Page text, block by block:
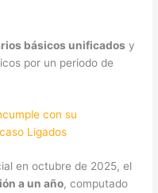
básicos unificados y
por un periodo de
con su
Ligados
en octubre de 2025, el
a un año, computado